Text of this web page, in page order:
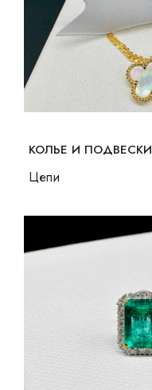
КОЛЬЕ И ПОДВЕСКИ
Цепи